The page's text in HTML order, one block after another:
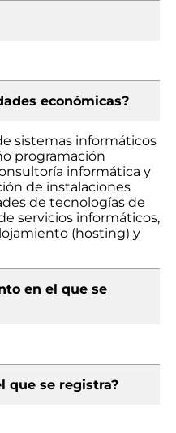
económicas?
sistemas informáticos
programación
informática y
de instalaciones
de tecnologías de
servicios informáticos,
(hosting) y
en el que se
que se registra?